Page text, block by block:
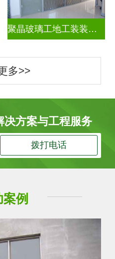
聚晶玻璃工地工装装饰玻璃
多>>
方案与工程服务
拨打电话
案例